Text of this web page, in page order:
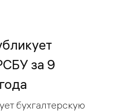
за 9
бухгалтерскую